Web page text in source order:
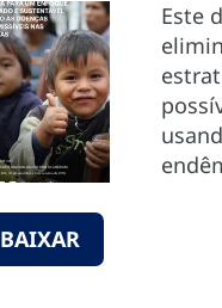
BAIXAR
Este